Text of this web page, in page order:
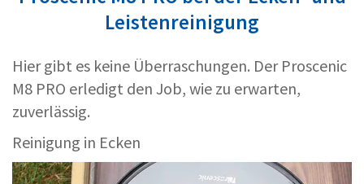
Leistenreinigung
Hier gibt es keine Überraschungen. Der Proscenic
M8 PRO erledigt den Job, wie zu erwarten,
zuverlässig.
Reinigung in Ecken